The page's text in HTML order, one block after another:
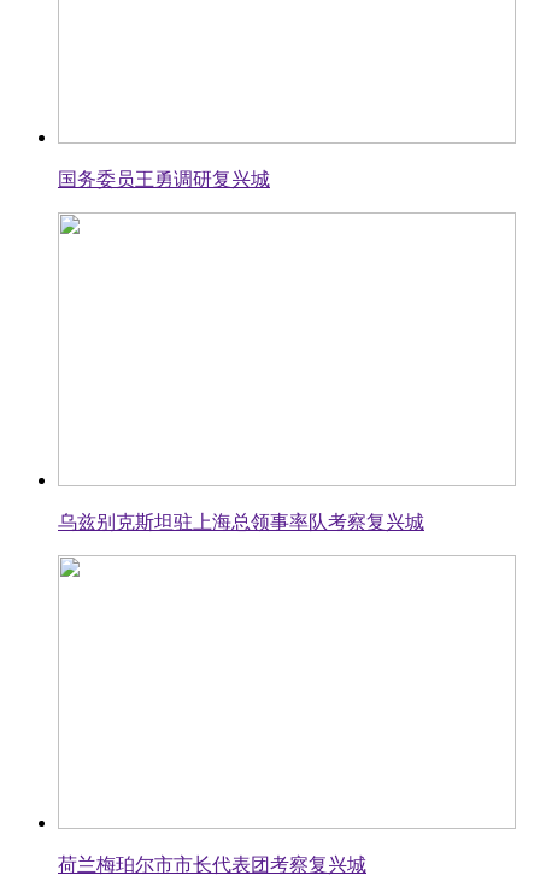
国务委员王勇调研复兴城
乌兹别克斯坦驻上海总领事率队考察复兴城
荷兰梅珀尔市市长代表团考察复兴城